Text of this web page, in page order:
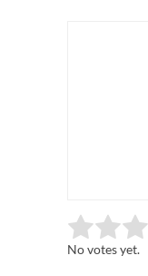
Rate this item:
No votes yet.